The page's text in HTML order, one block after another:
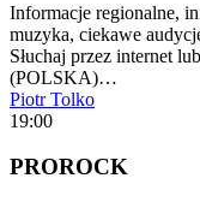
Informacje regionalne,
muzyka, ciekawe
Słuchaj przez internet
(POLSKA)…
Piotr Tolko
19:00
PROROCK